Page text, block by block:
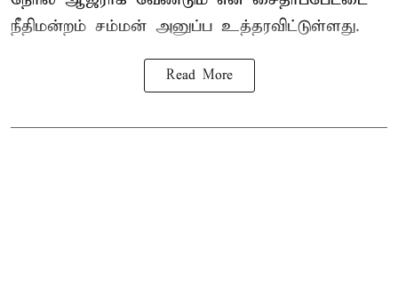
நீதிமன்றம் சம்மன் அனுப்ப உத்தரவிட்டுள்ளது.
Read More